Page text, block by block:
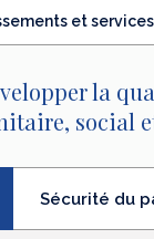
et services
la
social
Sécurité du
(élément
séléctionné)